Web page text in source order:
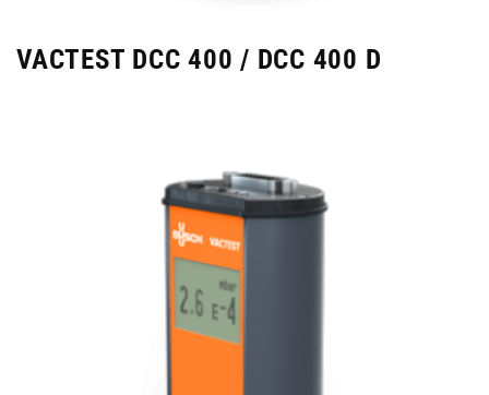
VACTEST DCC 400 / DCC 400 D